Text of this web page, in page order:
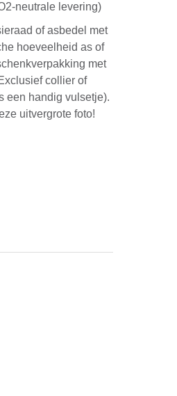
neutrale levering)
of asbedel met
hoeveelheid as of
met
collier of
een handig vulsetje).
uitvergrote foto!